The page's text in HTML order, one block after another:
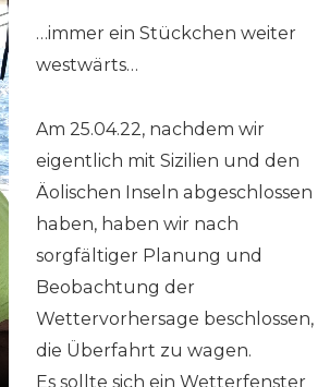
…immer ein Stückchen weiter
westwärts…
Am 25.04.22, nachdem wir
eigentlich mit Sizilien und den
Äolischen Inseln abgeschlossen
haben, haben wir nach
sorgfältiger Planung und
Beobachtung der
Wettervorhersage beschlossen,
die Überfahrt zu wagen.
Es sollte sich ein Wetterfenster